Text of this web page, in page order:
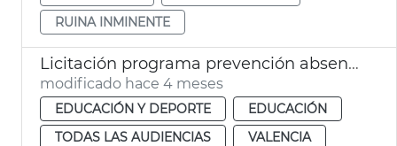
RUINA INMINENTE
Licitación programa prevención absentismo escolar Ayuntamiento València
modificado hace 4 meses
EDUCACIÓN Y DEPORTE
EDUCACIÓN
TODAS LAS AUDIENCIAS
VALENCIA